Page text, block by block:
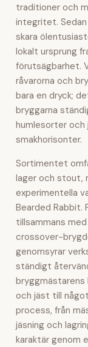
traditioner och
integritet.
skara
lokalt ursprung
förutsägbarhet.
råvarorna och
bara en dryck;
bryggarna
humlesorter
smakhorisonter.
Sortimentet
lager och stout,
experimentella
Bearded Rabbit.
tillsammans
crossover-
genomsyrar
ständigt
bryggmästarens
och jäst till
process, från
jäsning och
karaktär genom